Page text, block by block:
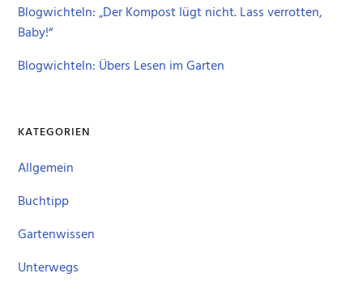
Blogwichteln: „Der Kompost lügt nicht. Lass verrotten,
Baby!“
Blogwichteln: Übers Lesen im Garten
KATEGORIEN
Allgemein
Buchtipp
Gartenwissen
Unterwegs